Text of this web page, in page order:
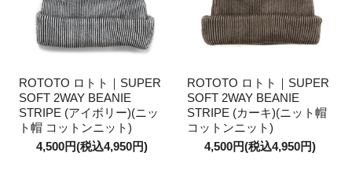
ROTOTO ロトト｜SUPER
SOFT 2WAY BEANIE
STRIPE (アイボリー)(ニッ
ト帽 コットンニット)
4,500円(税込4,950円)
ROTOTO ロトト｜SUPER
SOFT 2WAY BEANIE
STRIPE (カーキ)(ニット帽
コットンニット)
4,500円(税込4,950円)